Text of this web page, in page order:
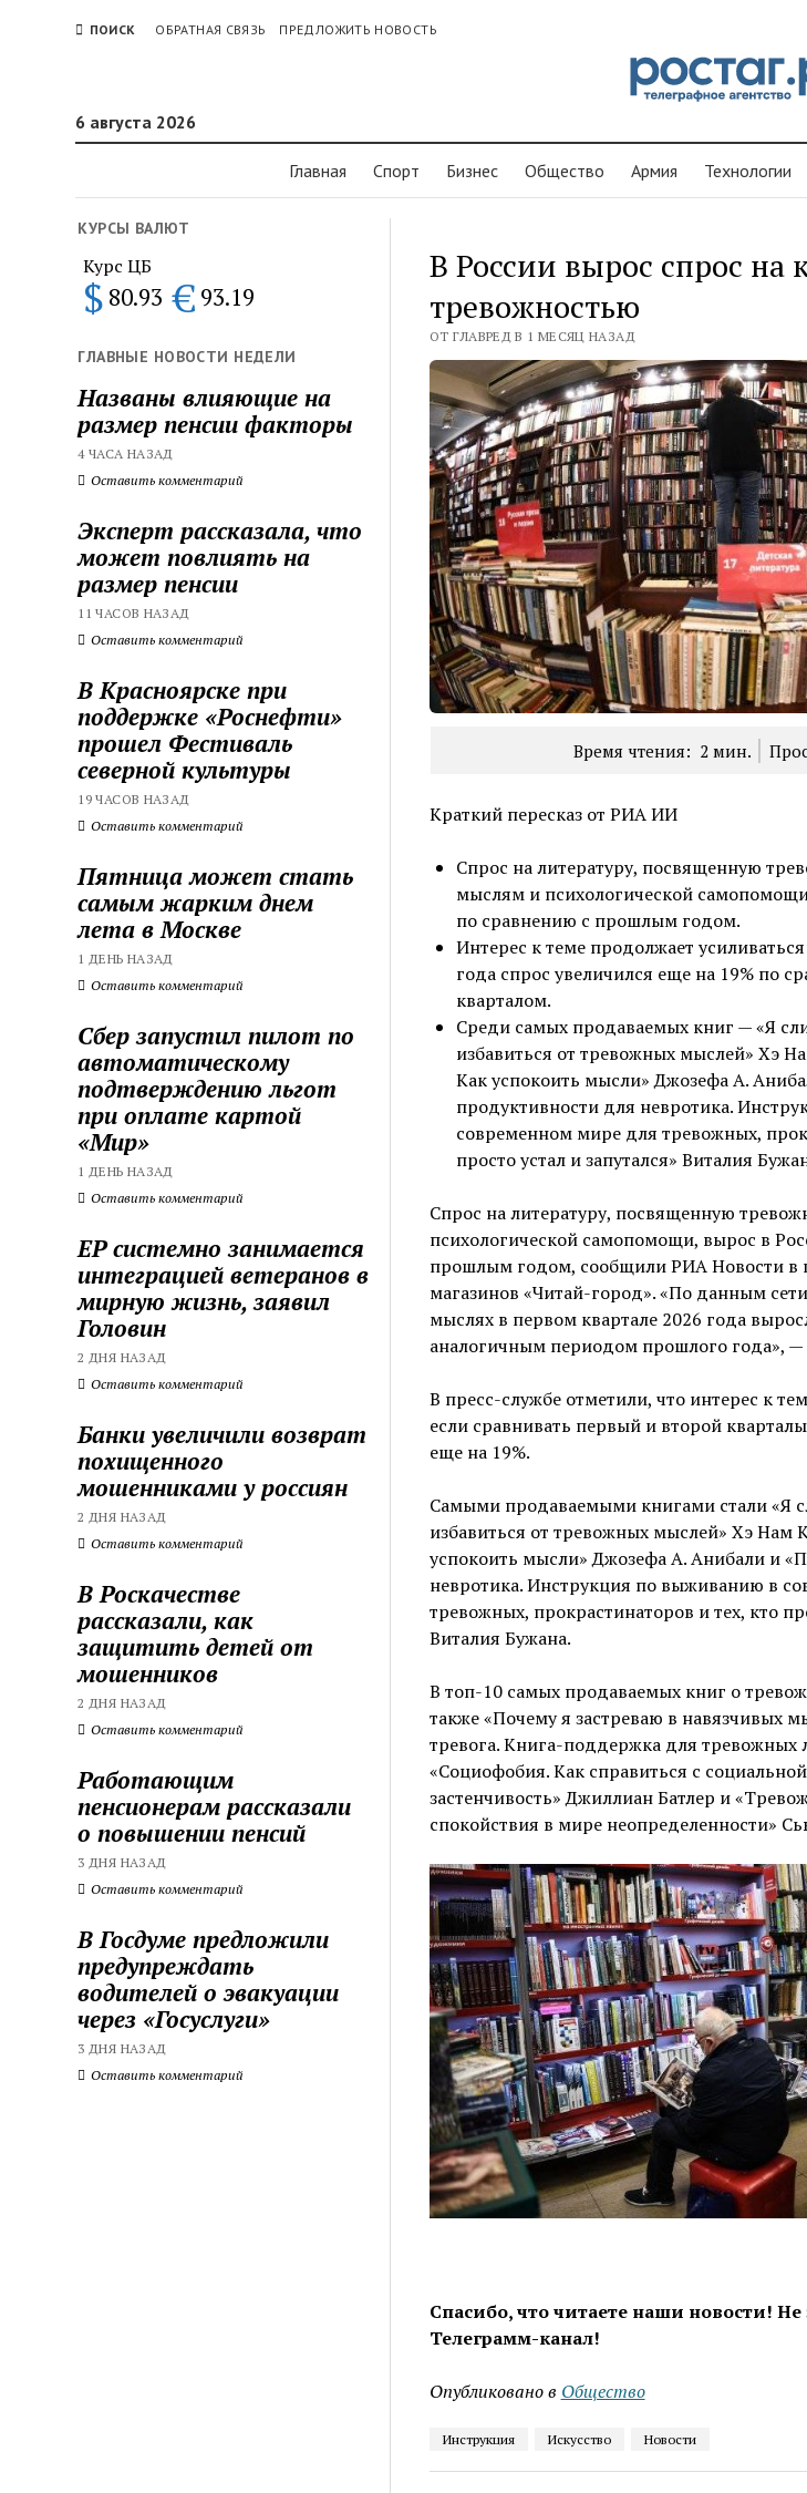
ПОИСК ОБРАТНАЯ СВЯЗЬ ПРЕДЛОЖИТЬ НОВОСТЬ
6 августа 2026
Главная Спорт Бизнес Общество Армия Технологии
КУРСЫ ВАЛЮТ
Курс ЦБ
$ 80.93 € 93.19
ГЛАВНЫЕ НОВОСТИ НЕДЕЛИ
Названы влияющие на
размер пенсии факторы
4 ЧАСА НАЗАД
Оставить комментарий
Эксперт рассказала, что
может повлиять на
размер пенсии
11 ЧАСОВ НАЗАД
Оставить комментарий
В Красноярске при
поддержке «Роснефти»
прошел Фестиваль
северной культуры
19 ЧАСОВ НАЗАД
Оставить комментарий
Пятница может стать
самым жарким днем
лета в Москве
1 ДЕНЬ НАЗАД
Оставить комментарий
Сбер запустил пилот по
автоматическому
подтверждению льгот
при оплате картой
«Мир»
1 ДЕНЬ НАЗАД
Оставить комментарий
ЕР системно занимается
интеграцией ветеранов в
мирную жизнь, заявил
Головин
2 ДНЯ НАЗАД
Оставить комментарий
Банки увеличили возврат
похищенного
мошенниками у россиян
2 ДНЯ НАЗАД
Оставить комментарий
В Роскачестве
рассказали, как
защитить детей от
мошенников
2 ДНЯ НАЗАД
Оставить комментарий
Работающим
пенсионерам рассказали
о повышении пенсий
3 ДНЯ НАЗАД
Оставить комментарий
В Госдуме предложили
предупреждать
водителей о эвакуации
через «Госуслуги»
3 ДНЯ НАЗАД
Оставить комментарий
В России вырос спрос на
тревожностью
ОТ ГЛАВРЕД В 1 МЕСЯЦ НАЗАД
Время чтения: 2 мин.
Краткий пересказ от РИА ИИ
Спрос на литературу, посвященную
мыслям и психологической
по сравнению с прошлым годом.
Интерес к теме продолжает
года спрос увеличился еще на 19% по
кварталом.
Среди самых продаваемых книг — «Я
избавиться от тревожных мыслей» Хэ
Как успокоить мысли» Джозефа А.
продуктивности для невротика.
современном мире для тревожных,
просто устал и запутался» Виталия
Спрос на литературу, посвященную
психологической самопомощи, вырос в
прошлым годом, сообщили РИА Новости в
магазинов «Читай-город». «По данным
мыслях в первом квартале 2026 года
аналогичным периодом прошлого года», —
В пресс-службе отметили, что интерес к
если сравнивать первый и второй
еще на 19%.
Самыми продаваемыми книгами стали «Я
избавиться от тревожных мыслей» Хэ Нам
успокоить мысли» Джозефа А. Анибали и
невротика. Инструкция по выживанию в
тревожных, прокрастинаторов и тех, кто
Виталия Бужана.
В топ-10 самых продаваемых книг о
также «Почему я застреваю в навязчивых
тревога. Книга-поддержка для
«Социофобия. Как справиться с
застенчивость» Джиллиан Батлер и
спокойствия в мире неопределенности»
Спасибо, что читаете наши новости! Не
Телеграмм-канал!
Опубликовано в Общество
Инструкция Искусство Новости